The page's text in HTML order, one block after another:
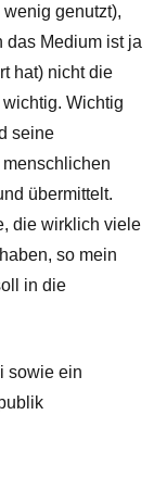
genutzt),
das Medium ist ja
hat) nicht die
Wichtig
seine
übermittelt.
die wirklich viele
so mein
in die
sowie ein